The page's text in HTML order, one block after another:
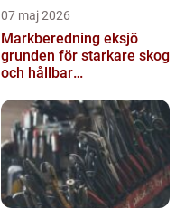
07 maj 2026
Markberedning eksjö
grunden för starkare skog
och hållbar